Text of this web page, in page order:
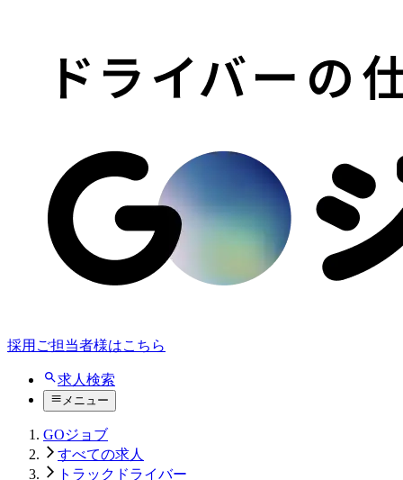
採用ご担当者様はこちら
求人検索
メニュー
GOジョブ
すべての求人
トラックドライバー